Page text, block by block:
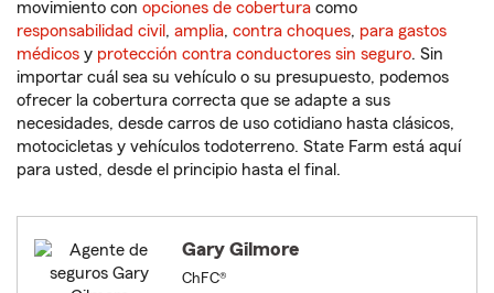
movimiento con opciones de cobertura como
responsabilidad civil , amplia, contra choques, para gastos
médicos y protección contra conductores sin seguro. Sin
importar cuál sea su vehículo o su presupuesto, podemos
ofrecer la cobertura correcta que se adapte a sus
necesidades, desde carros de uso cotidiano hasta clásicos,
motocicletas y vehículos todoterreno. State Farm está aquí
para usted, desde el principio hasta el final.
Gary Gilmore
ChFC®